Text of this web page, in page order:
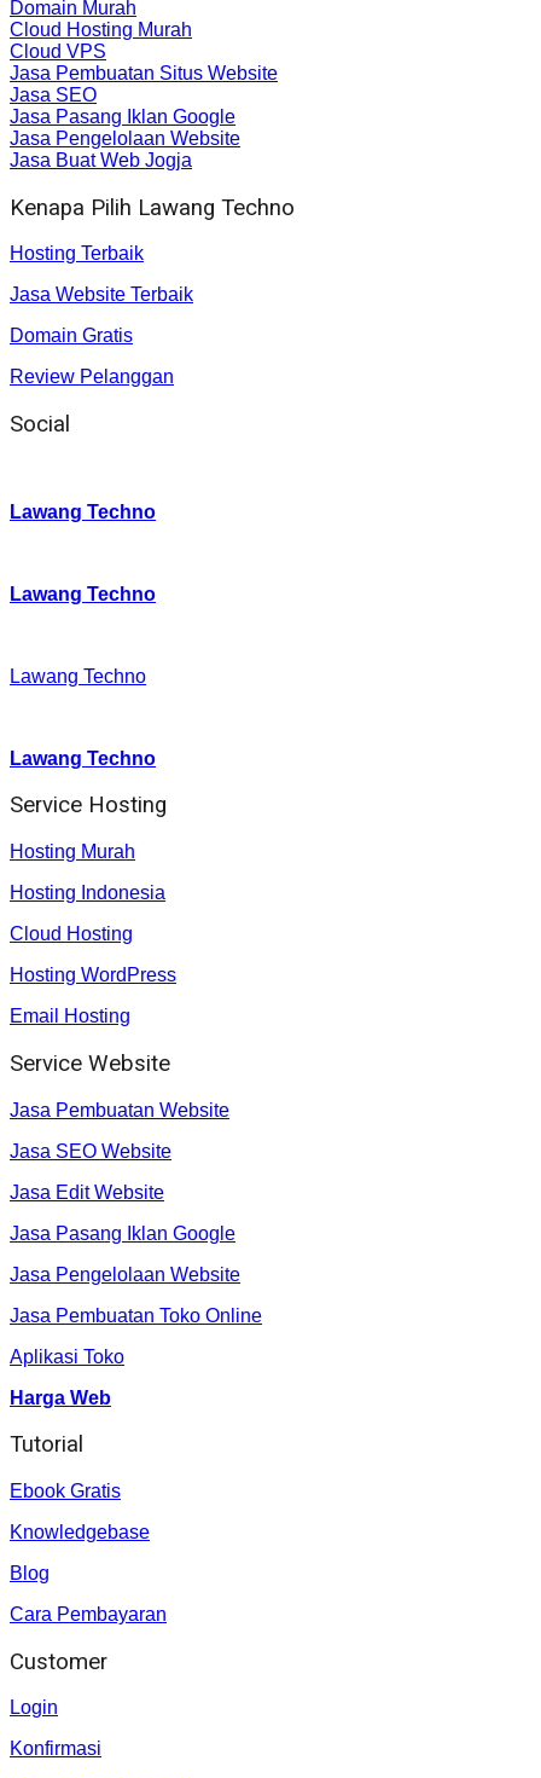
Domain Murah
Cloud Hosting Murah
Cloud VPS
Jasa Pembuatan Situs Website
Jasa SEO
Jasa Pasang Iklan Google
Jasa Pengelolaan Website
Jasa Buat Web Jogja
Kenapa Pilih Lawang Techno
Hosting Terbaik
Jasa Website Terbaik
Domain Gratis
Review Pelanggan
Social
Lawang Techno
Lawang Techno
Lawang Techno
Lawang Techno
Service Hosting
Hosting Murah
Hosting Indonesia
Cloud Hosting
Hosting WordPress
Email Hosting
Service Website
Jasa Pembuatan Website
Jasa SEO Website
Jasa Edit Website
Jasa Pasang Iklan Google
Jasa Pengelolaan Website
Jasa Pembuatan Toko Online
Aplikasi Toko
Harga Web
Tutorial
Ebook Gratis
Knowledgebase
Blog
Cara Pembayaran
Customer
Login
Konfirmasi